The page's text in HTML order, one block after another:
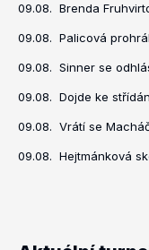
09.08. Brenda
09.08. Palicová
09.08. Sinner se
09.08. Dojde ke
09.08. Vrátí se
09.08. Hejtmánková